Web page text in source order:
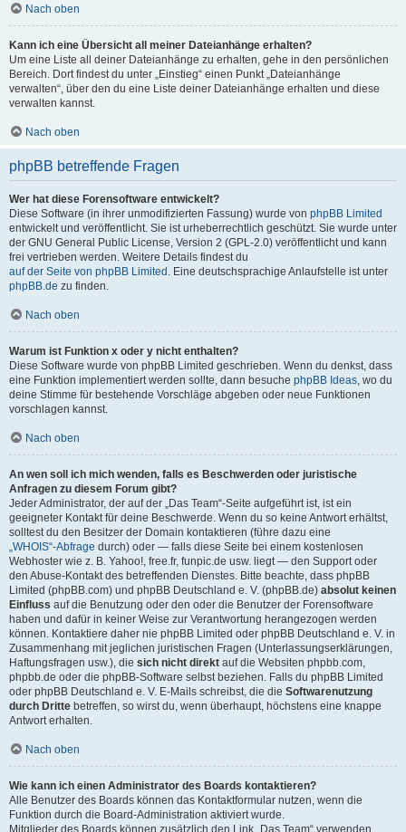
Nach oben
Kann ich eine Übersicht all meiner Dateianhänge erhalten?
Um eine Liste all deiner Dateianhänge zu erhalten, gehe in den persönlichen
Bereich. Dort findest du unter „Einstieg“ einen Punkt „Dateianhänge
verwalten“, über den du eine Liste deiner Dateianhänge erhalten und diese
verwalten kannst.
Nach oben
phpBB betreffende Fragen
Wer hat diese Forensoftware entwickelt?
Diese Software (in ihrer unmodifizierten Fassung) wurde von phpBB Limited
entwickelt und veröffentlicht. Sie ist urheberrechtlich geschützt. Sie wurde unter
der GNU General Public License, Version 2 (GPL-2.0) veröffentlicht und kann
frei vertrieben werden. Weitere Details findest du
auf der Seite von phpBB Limited . Eine deutschsprachige Anlaufstelle ist unter
phpBB.de zu finden.
Nach oben
Warum ist Funktion x oder y nicht enthalten?
Diese Software wurde von phpBB Limited geschrieben. Wenn du denkst, dass
eine Funktion implementiert werden sollte, dann besuche phpBB Ideas, wo du
deine Stimme für bestehende Vorschläge abgeben oder neue Funktionen
vorschlagen kannst.
Nach oben
An wen soll ich mich wenden, falls es Beschwerden oder juristische
Anfragen zu diesem Forum gibt?
Jeder Administrator, der auf der „Das Team“-Seite aufgeführt ist, ist ein
geeigneter Kontakt für deine Beschwerde. Wenn du so keine Antwort erhältst,
solltest du den Besitzer der Domain kontaktieren (führe dazu eine
„WHOIS“-Abfrage durch) oder — falls diese Seite bei einem kostenlosen
Webhoster wie z. B. Yahoo!, free.fr, funpic.de usw. liegt — den Support oder
den Abuse-Kontakt des betreffenden Dienstes. Bitte beachte, dass phpBB
Limited (phpBB.com) und phpBB Deutschland e. V. (phpBB.de) absolut keinen
Einfluss auf die Benutzung oder den oder die Benutzer der Forensoftware
haben und dafür in keiner Weise zur Verantwortung herangezogen werden
können. Kontaktiere daher nie phpBB Limited oder phpBB Deutschland e. V. in
Zusammenhang mit jeglichen juristischen Fragen (Unterlassungserklärungen,
Haftungsfragen usw.), die sich nicht direkt auf die Websiten phpbb.com,
phpbb.de oder die phpBB-Software selbst beziehen. Falls du phpBB Limited
oder phpBB Deutschland e. V. E-Mails schreibst, die die Softwarenutzung
durch Dritte betreffen, so wirst du, wenn überhaupt, höchstens eine knappe
Antwort erhalten.
Nach oben
Wie kann ich einen Administrator des Boards kontaktieren?
Alle Benutzer des Boards können das Kontaktformular nutzen, wenn die
Funktion durch die Board-Administration aktiviert wurde.
Mitglieder des Boards können zusätzlich den Link „Das Team“ verwenden.